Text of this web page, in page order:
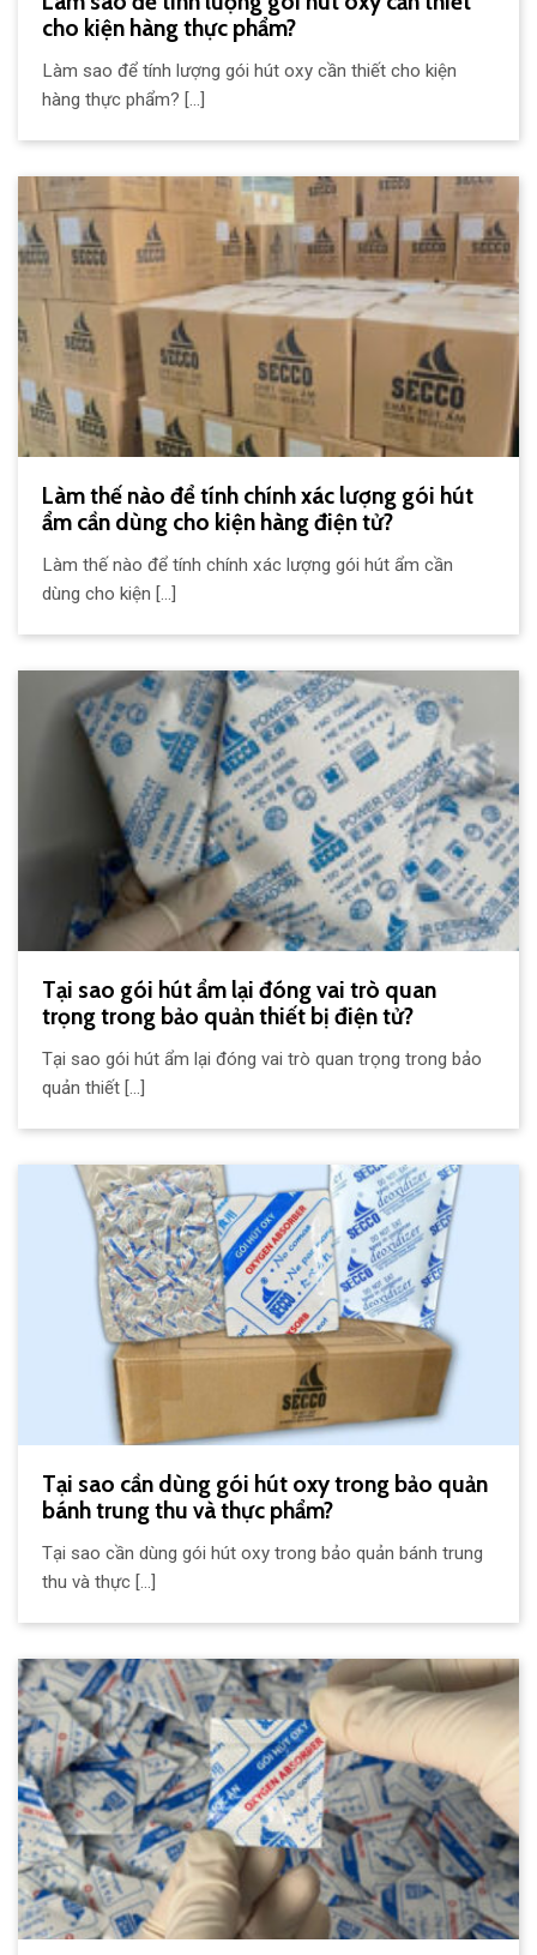
cho kiện hàng thực phẩm?
Làm sao để tính lượng gói hút oxy cần thiết cho kiện
hàng thực phẩm? [...]
Làm thế nào để tính chính xác lượng gói hút
ẩm cần dùng cho kiện hàng điện tử?
Làm thế nào để tính chính xác lượng gói hút ẩm cần
dùng cho kiện [...]
Tại sao gói hút ẩm lại đóng vai trò quan
trọng trong bảo quản thiết bị điện tử?
Tại sao gói hút ẩm lại đóng vai trò quan trọng trong bảo
quản thiết [...]
Tại sao cần dùng gói hút oxy trong bảo quản
bánh trung thu và thực phẩm?
Tại sao cần dùng gói hút oxy trong bảo quản bánh trung
thu và thực [...]